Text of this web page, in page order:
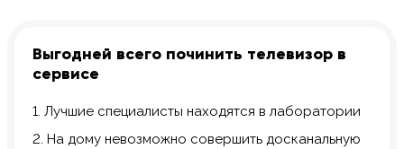
Выгодней всего починить телевизор в
сервисе
1. Лучшие специалисты находятся в лаборатории
2. На дому невозможно совершить досканальную